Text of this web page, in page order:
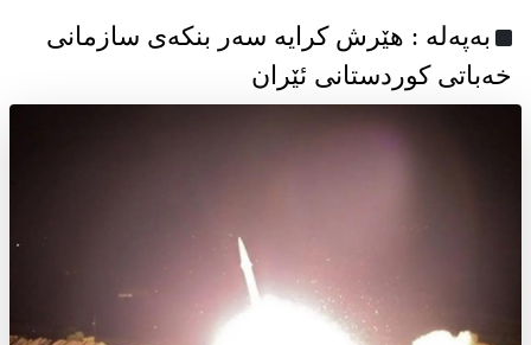
به‌په‌له‌ : هێرش کرایە سەر بنکەی سازمانی
خەباتی کوردستانی ئێران